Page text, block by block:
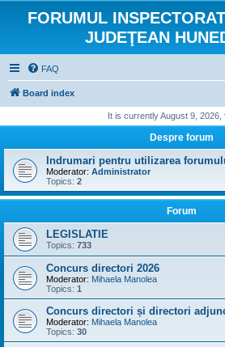
FORUMUL
JUDEŢEAN
FAQ
Board index
It is currently August 9, 2026,
Despre forum
Indrumari pentru utilizarea
Moderator: Administrator
Topics: 2
Forum
LEGISLATIE
Topics: 733
Concurs directori 2026
Moderator: Mihaela Manolea
Topics: 1
Concurs directori și directori
Moderator: Mihaela Manolea
Topics: 30